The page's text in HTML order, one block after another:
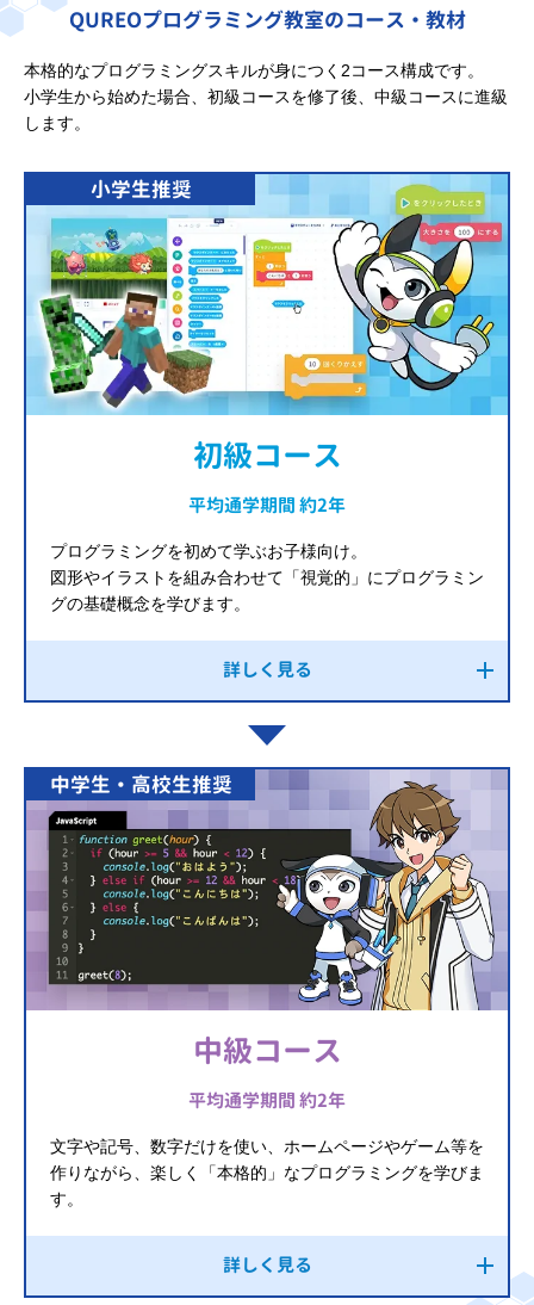
QUREOプログラミング教室のコース・教材
本格的なプログラミングスキルが身につく2コース構成です。
小学生から始めた場合、初級コースを修了後、中級コースに進級
します。
小学生推奨
初級コース
平均通学期間 約2年
プログラミングを初めて学ぶお子様向け。
図形やイラストを組み合わせて「視覚的」にプログラミン
グの基礎概念を学びます。
詳しく見る
中学生・高校生推奨
中級コース
平均通学期間 約2年
文字や記号、数字だけを使い、ホームページやゲーム等を
作りながら、楽しく「本格的」なプログラミングを学びま
す。
詳しく見る